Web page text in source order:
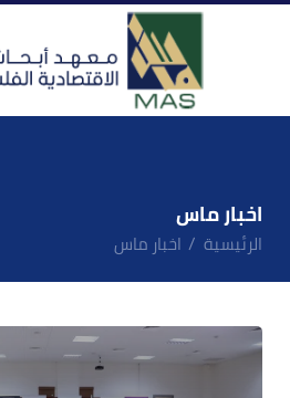
اخبار ماس
الرئيسية اخبار ماس